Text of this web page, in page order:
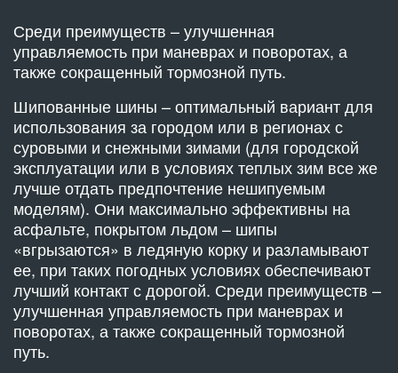
Среди преимуществ – улучшенная
управляемость при маневрах и поворотах, а
также сокращенный тормозной путь.
Шипованные шины – оптимальный вариант для
использования за городом или в регионах с
суровыми и снежными зимами (для городской
эксплуатации или в условиях теплых зим все же
лучше отдать предпочтение нешипуемым
моделям). Они максимально эффективны на
асфальте, покрытом льдом – шипы
«вгрызаются» в ледяную корку и разламывают
ее, при таких погодных условиях обеспечивают
лучший контакт с дорогой. Среди преимуществ –
улучшенная управляемость при маневрах и
поворотах, а также сокращенный тормозной
путь.